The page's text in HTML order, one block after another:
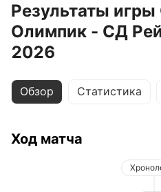
Результаты
Олимпик - СД
2026
Обзор Статистика
Ход матча